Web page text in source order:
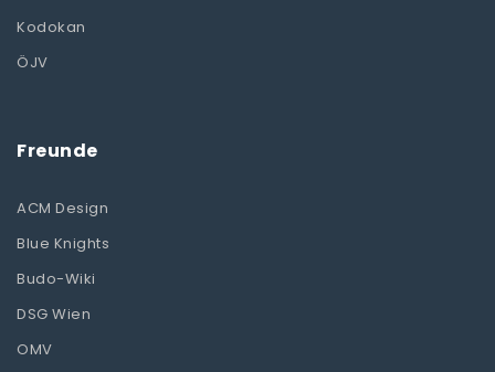
Kodokan
ÖJV
Freunde
ACM Design
Blue Knights
Budo-Wiki
DSG Wien
OMV